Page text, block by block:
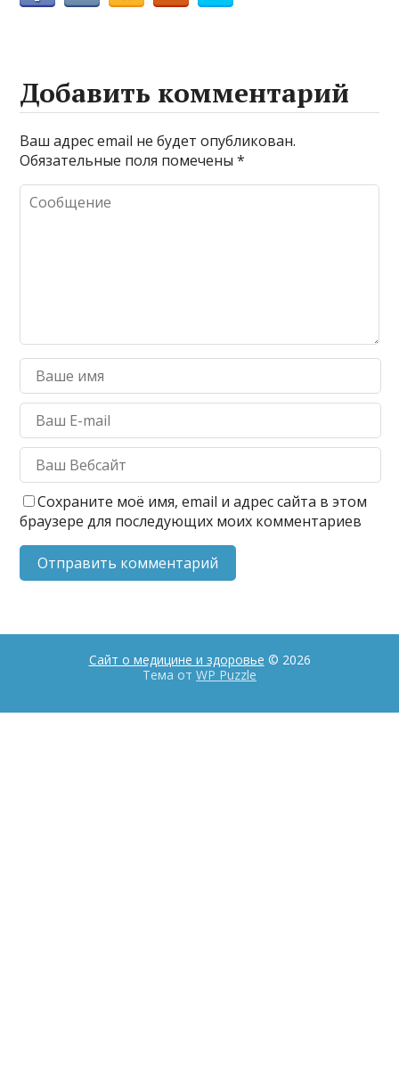
Добавить комментарий
Ваш адрес email не будет опубликован.
Обязательные поля помечены*
Сохраните моё имя, email и адрес сайта в этом
браузере для последующих моих комментариев
Сайт о медицине и здоровье © 2026
Тема от WP Puzzle